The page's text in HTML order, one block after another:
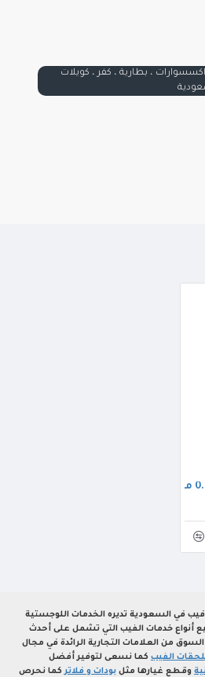
، بطارية ، كفر ، كويلات
في السعودية تديره الخدمات اللوجستية
أنواع خدمات الفيب التي تشمل على أحدث
من العلامات التجارية الرائدة في مجال
الفيب كما نسعى لتوفير أفضل
وقطع غيارها مثل بودات و فلاتركما نحرص